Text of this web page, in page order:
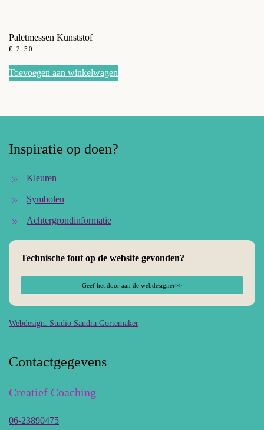
Paletmessen Kunststof
€ 2,50
Toevoegen aan winkelwagen
Inspiratie op doen?
Kleuren
Symbolen
Achtergrondinformatie
Technische fout op de website gevonden?
Geef het door aan de webdesigner>>
Webdesign: Studio Sandra Gortemaker
Contactgegevens
Creatief Coaching
06-23890475